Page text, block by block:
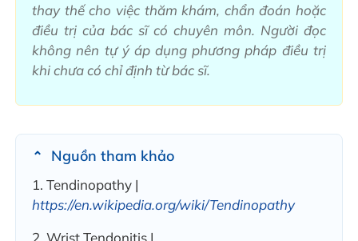
thay thế cho việc thăm khám, chẩn đoán hoặc
điều trị của bác sĩ có chuyên môn. Người đọc
không nên tự ý áp dụng phương pháp điều trị
khi chưa có chỉ định từ bác sĩ.
Nguồn tham khảo
1. Tendinopathy |
https://en.wikipedia.org/wiki/Tendinopathy